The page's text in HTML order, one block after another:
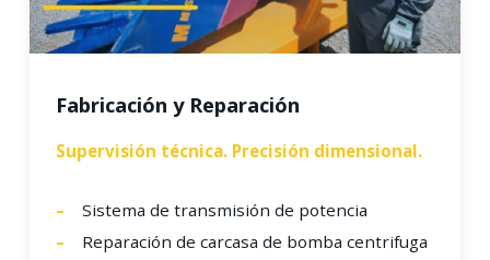
Fabricación y Reparación
Supervisión técnica. Precisión dimensional.
Sistema de transmisión de potencia
Reparación de carcasa de bomba centrifuga